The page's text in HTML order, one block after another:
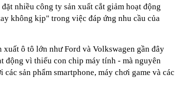
nhiều công ty sản xuất cắt giảm hoạt động
không kịp" trong việc đáp ứng nhu cầu của
ô tô lớn như Ford và Volkswagen gần đây
động vì thiếu con chip máy tính - mà nguyên
sản phẩm smartphone, máy chơi game và các